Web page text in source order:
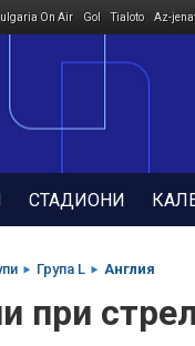
On Air Gol Tialoto Az-
СТАДИОНИ
Група L Англия
при